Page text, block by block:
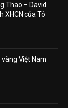
Thao – David
XHCN của Tô
Việt Nam